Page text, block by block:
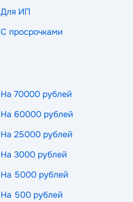
Для ИП
С просрочками
На 70000 рублей
На 60000 рублей
На 25000 рублей
На 3000 рублей
На 5000 рублей
На 500 рублей